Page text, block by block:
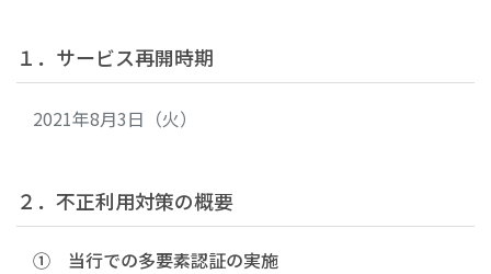
１．サービス再開時期
2021年8月3日（火）
２．不正利用対策の概要
① 当行での多要素認証の実施